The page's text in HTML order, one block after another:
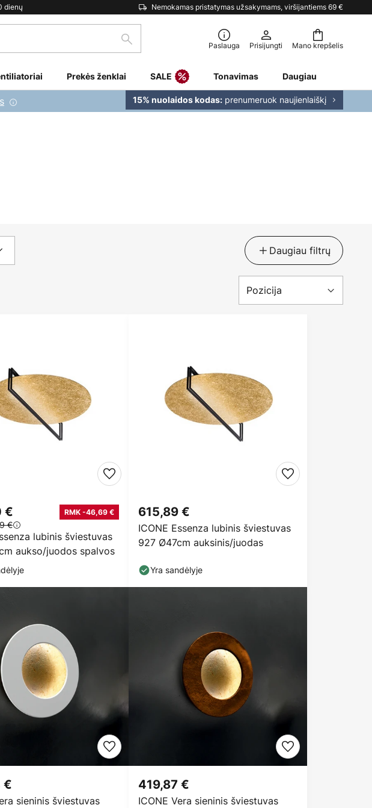
dienų Nemokamas pristatymas užsakymams, viršijantiems 69 €
Mano krepšelis
Paieška Paslauga Prisijungti
Prekės ženklai SALE Tonavimas Daugiau
15% nuolaidos kodas: prenumeruok naujienlaiškį
Daugiau filtrų
lubinis šviestuvas
aukso/juodos spalvos
€ RMK -46,69 €
€
ICONE Essenza lubinis šviestuvas
927 Ø47cm auksinis/juodas
615,89 €
Yra sandėlyje
sieninis šviestuvas
€
ICONE Vera sieninis šviestuvas
419,87 €